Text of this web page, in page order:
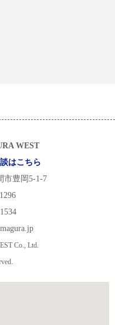
WEST
はこちら
市豊岡5-1-7
Co., Ltd.